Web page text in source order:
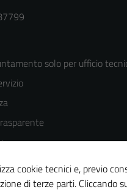
solo per ufficio
cookie tecnici e, previo
di terze parti. Cliccando